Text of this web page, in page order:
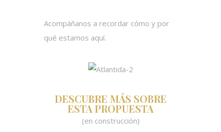
Acompáñanos a recordar cómo y por
qué estamos aquí.
DESCUBRE MÁS SOBRE
ESTA PROPUESTA
(en construcción)